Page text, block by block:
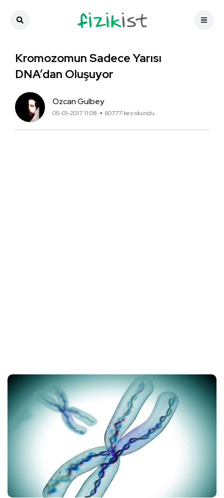
Kromozomun Sadece Yarısı
DNA’dan Oluşuyor
Ozcan Gulbey
05-01-2017 11:08 60777 kez okundu.